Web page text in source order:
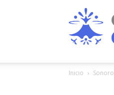
Ciudad
Olinka
Inicio Sonoro